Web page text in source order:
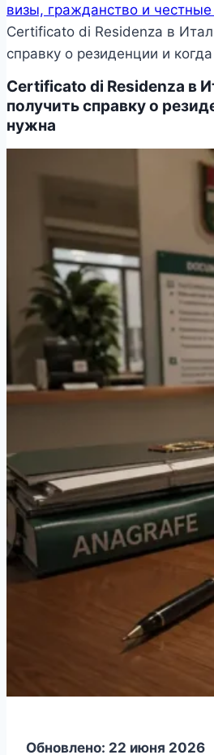
визы, гражданство и
Certificato di Residenza в
справку о резиденции и
Certificato di Residenza в
получить справку о
нужна
Обновлено: 22 июня 2026